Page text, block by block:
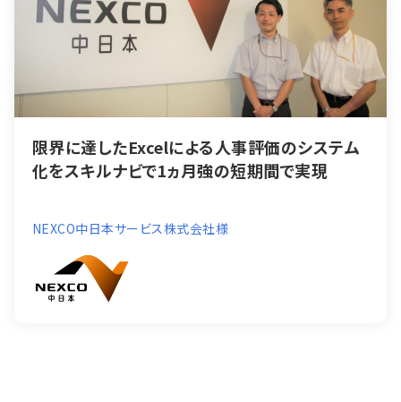
限界に達したExcelによる人事評価のシステム
化をスキルナビで1ヵ月強の短期間で実現
NEXCO中日本サービス株式会社様